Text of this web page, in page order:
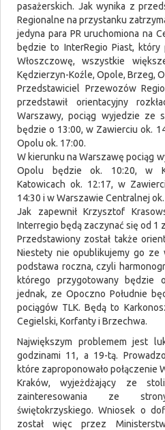
pasażerskich. Jak wynika z
Regionalne na przystanku
jedyna para PR uruchomiona na
będzie to InterRegio Piast, który
Włoszczowę, wszystkie
Kędzierzyn-Koźle, Opole, Brzeg,
Przedstawiciel Przewozów
przedstawił orientacyjny
Warszawy, pociąg wyjedzie ze
będzie o 13:00, w Zawierciu ok.
Opolu ok. 17:00.
W kierunku na Warszawę pociąg
Opolu będzie ok. 10:20, w
Katowicach ok. 12:17, w
14:30 i w Warszawie Centralnej
Jak zapewnił Krzysztof
Interregio będą zaczynać się od 1
Przedstawiony został także
Niestety nie opublikujemy go
podstawa roczna, czyli
którego przygotowany będzie
jednak, ze Opoczno Południe
pociągów TLK. Będą to
Cegielski, Korfanty i Brzechwa.
Największym problemem jest
godzinami 11, a 19-tą.
które zaproponowało połączenie
Kraków, wyjeżdżający ze
zainteresowania ze
świętokrzyskiego. Wniosek o
został więc przez